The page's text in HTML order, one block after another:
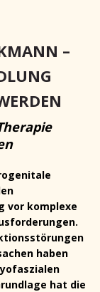
–
vor komplexe
haben
hat die